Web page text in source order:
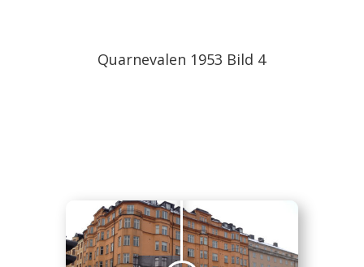
Quarnevalen 1953 Bild 4